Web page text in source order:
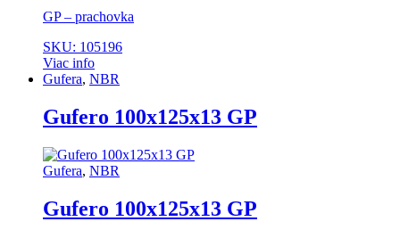
GP – prachovka
SKU: 105196
Viac info
Gufera, NBR
Gufero 100x125x13 GP
Gufera, NBR
Gufero 100x125x13 GP